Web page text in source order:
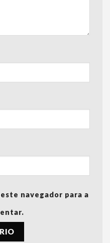
navegador para a